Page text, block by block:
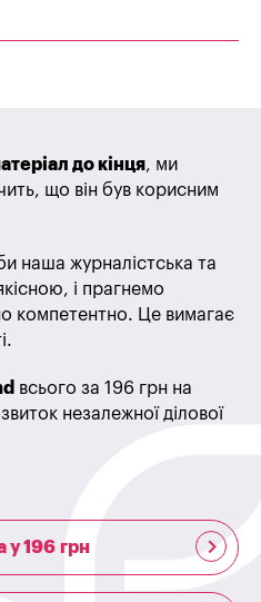
до кінця, ми
що він був корисним
наша журналістська та
і прагнемо
компетентно. Це вимагає
всього за 196 грн на
незалежної ділової
у 196 грн